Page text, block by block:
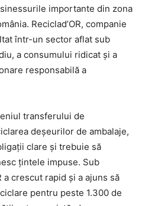
importante din zona
Reciclad’OR, companie
într-un sector aflat sub
a consumului ridicat și a
responsabilă a
transferului de
deșeurilor de ambalaje,
clare și trebuie să
țintele impuse. Sub
a crescut rapid și a ajuns să
pentru peste 1.300 de